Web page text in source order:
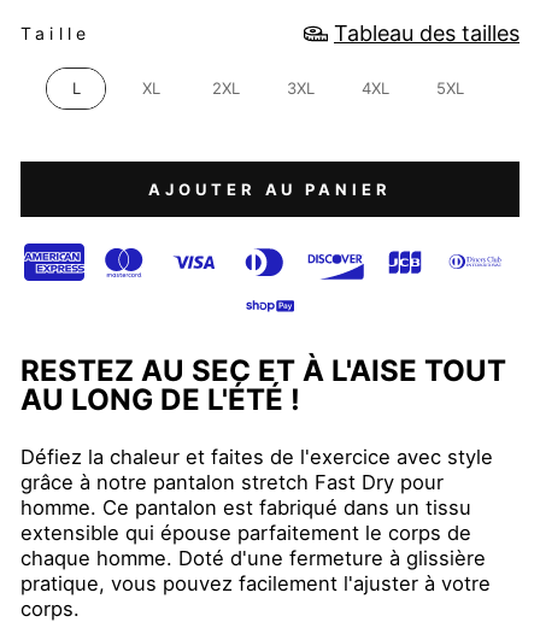
Taille Tableau des tailles
L XL 2XL 3XL 4XL 5XL
AJOUTER AU PANIER
RESTEZ AU SEC ET À L'AISE TOUT
AU LONG DE L'ÉTÉ !
Défiez la chaleur et faites de l'exercice avec style
grâce à notre pantalon stretch Fast Dry pour
homme. Ce pantalon est fabriqué dans un tissu
extensible qui épouse parfaitement le corps de
chaque homme. Doté d'une fermeture à glissière
pratique, vous pouvez facilement l'ajuster à votre
corps.